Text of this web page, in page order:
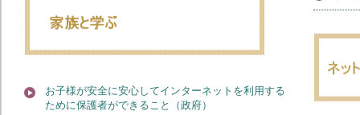
お子様が安全に安心してインターネットを利用する
ために保護者ができること（政府）